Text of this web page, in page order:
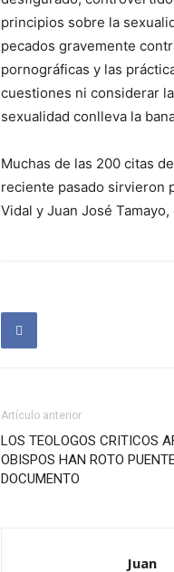
principios sobre la
pecados gravemente
pornográficas y las
cuestiones ni considerar
sexualidad conlleva la
Muchas de las 200 citas
reciente pasado sirvieron
Vidal y Juan José
Artículo anterior
LOS TEOLOGOS CRITICOS
OBISPOS HAN ROTO
DOCUMENTO
Juan